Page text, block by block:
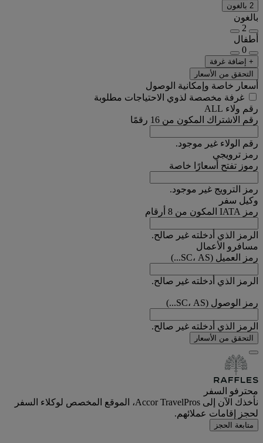
2 بالغون
بالغون
2
أطفال
0
+ إضافة غرفة
التحقق من الأسعار
أسعار خاصة وإمكانية الوصول
غرفة مخصصة لذوي الاحتياجات مطلوبة
رقم ولاء ALL
رقم الاشتراك المكون من 16 رقمًا
رقم الولاء غير موجود.
رمز ترويجي
رموز تفتح أسعارًا خاصة
رمز الترويج غير موجود.
وكيل سفر
رمز IATA المكون من 8 أرقام
الرمز الذي أدخلته غير صالح.
مسافرو الأعمال
رمز العميل (SC، AS...)
الرمز الذي أدخلته غير صالح.
رمز الوصول (SC، AS...)
الرمز الذي أدخلته غير صالح.
التحقق من الأسعار
محترفو السفر
نأخذك الآن إلى Accor TravelPros، الموقع المخصص لوكلاء السفر
لحجز إقامات عملائهم.
متابعة الحجز